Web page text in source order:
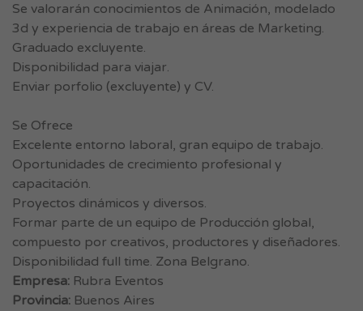
Se valorarán conocimientos de Animación, modelado
3d y experiencia de trabajo en áreas de Marketing.
Graduado excluyente.
Disponibilidad para viajar.
Enviar porfolio (excluyente) y CV.
Se Ofrece
Excelente entorno laboral, gran equipo de trabajo.
Oportunidades de crecimiento profesional y
capacitación.
Proyectos dinámicos y diversos.
Formar parte de un equipo de Producción global,
compuesto por creativos, productores y diseñadores.
Disponibilidad full time. Zona Belgrano.
Empresa: Rubra Eventos
Provincia: Buenos Aires